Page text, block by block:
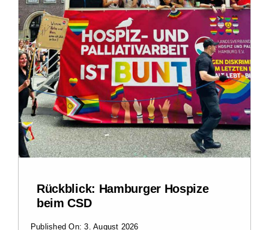
Rückblick: Hamburger Hospize
beim CSD
Published On: 3. August 2026